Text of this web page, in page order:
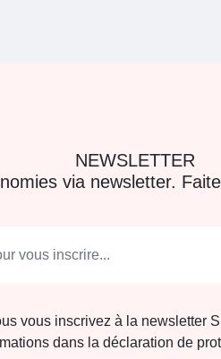
NEWSLETTER
via newsletter.
vous inscrivez à la newsletter
dans la déclaration de